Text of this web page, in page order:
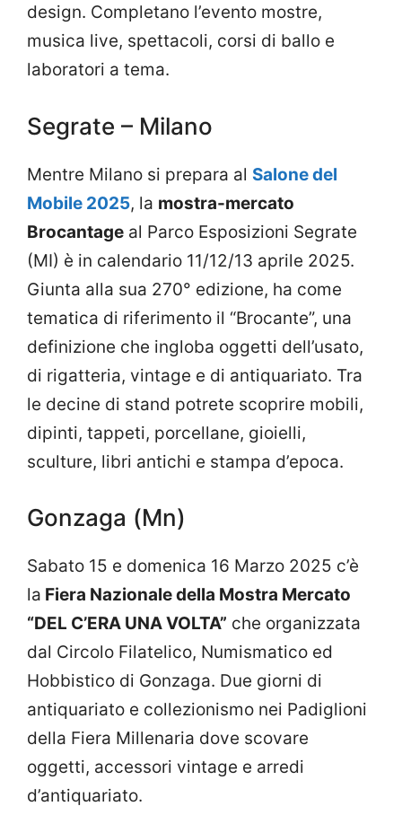
design. Completano l’evento mostre,
musica live, spettacoli, corsi di ballo e
laboratori a tema.
Segrate – Milano
Mentre Milano si prepara al Salone del
Mobile 2025, la mostra-mercato
Brocantage al Parco Esposizioni Segrate
(MI) è in calendario 11/12/13 aprile 2025.
Giunta alla sua 270° edizione, ha come
tematica di riferimento il “Brocante”, una
definizione che ingloba oggetti dell’usato,
di rigatteria, vintage e di antiquariato. Tra
le decine di stand potrete scoprire mobili,
dipinti, tappeti, porcellane, gioielli,
sculture, libri antichi e stampa d’epoca.
Gonzaga (Mn)
Sabato 15 e domenica 16 Marzo 2025 c’è
la Fiera Nazionale della Mostra Mercato
“DEL C’ERA UNA VOLTA” che organizzata
dal Circolo Filatelico, Numismatico ed
Hobbistico di Gonzaga. Due giorni di
antiquariato e collezionismo nei Padiglioni
della Fiera Millenaria dove scovare
oggetti, accessori vintage e arredi
d’antiquariato.